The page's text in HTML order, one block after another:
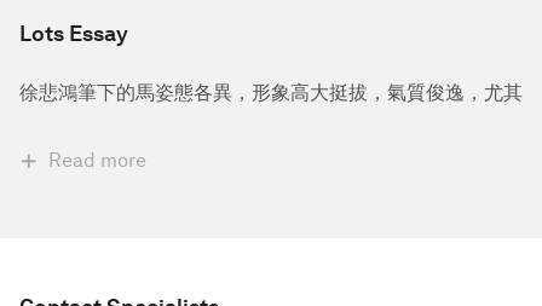
Lots Essay
徐悲鴻筆下的馬姿態各異，形象高大挺拔，氣質俊逸，尤其
Read more